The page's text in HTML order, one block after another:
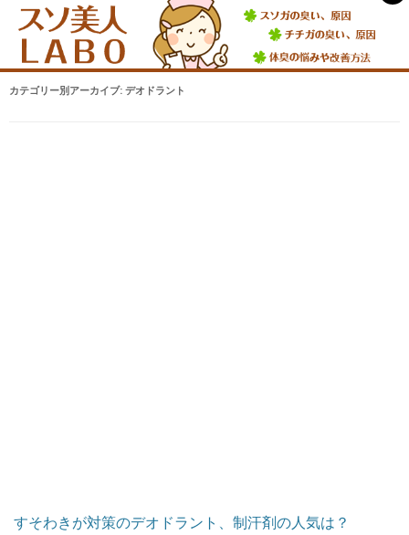
カテゴリー別アーカイブ: デオドラント
すそわきが対策のデオドラント、制汗剤の人気は？